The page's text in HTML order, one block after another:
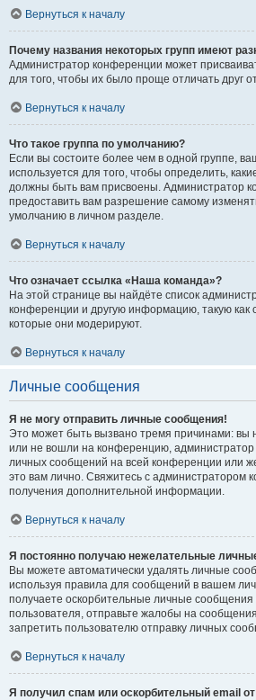
Вернуться к началу
Почему названия некоторых групп имеют
Администратор конференции может
для того, чтобы их было проще отличать друг
Вернуться к началу
Что такое группа по умолчанию?
Если вы состоите более чем в одной группе,
используется для того, чтобы определить,
должны быть вам присвоены. Администратор
предоставить вам разрешение самому
умолчанию в личном разделе.
Вернуться к началу
Что означает ссылка «Наша команда»?
На этой странице вы найдёте список
конференции и другую информацию, такую как
которые они модерируют.
Вернуться к началу
Личные сообщения
Я не могу отправить личные сообщения!
Это может быть вызвано тремя причинами: вы
или не вошли на конференцию, администратор
личных сообщений на всей конференции или
это вам лично. Свяжитесь с администратором
получения дополнительной информации.
Вернуться к началу
Я постоянно получаю нежелательные
Вы можете автоматически удалять личные
используя правила для сообщений в вашем
получаете оскорбительные личные сообщения
пользователя, отправьте жалобы на
запретить пользователю отправку личных
Вернуться к началу
Я получил спам или оскорбительный email от